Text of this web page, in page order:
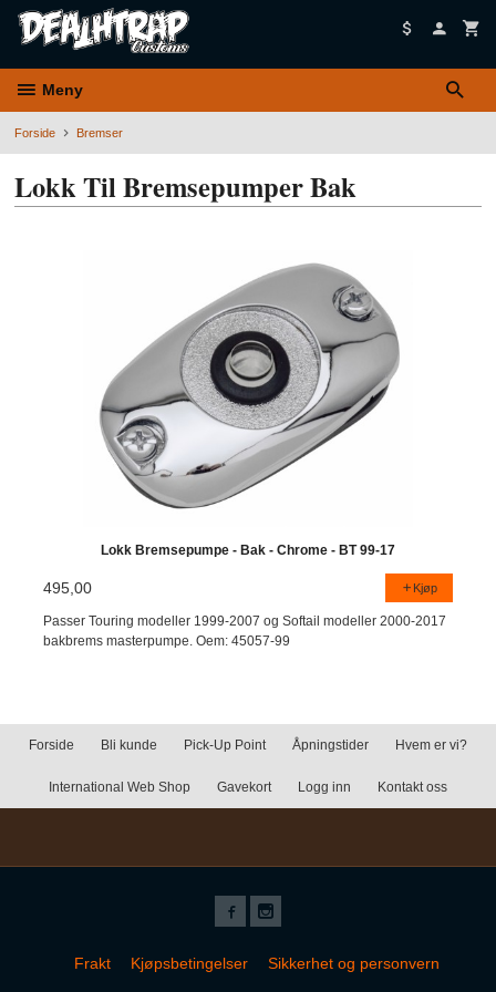
Meny
Forside Bremser
Lokk Til Bremsepumper Bak
Lokk Bremsepumpe - Bak - Chrome - BT 99-17
495,00 Kjøp
Passer Touring modeller 1999-2007 og Softail modeller 2000-2017
bakbrems masterpumpe. Oem: 45057-99
Forside Bli kunde Pick-Up Point Åpningstider Hvem er vi?
International Web Shop Gavekort Logg inn Kontakt oss
Frakt Kjøpsbetingelser Sikkerhet og personvern